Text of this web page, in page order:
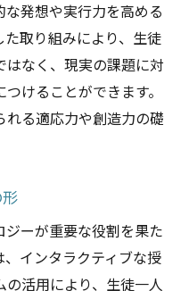
発想や実行力を高める
取り組みにより、生徒
なく、現実の課題に対
けることができます。
れる適応力や創造力の礎
ーが重要な役割を果た
インタラクティブな授